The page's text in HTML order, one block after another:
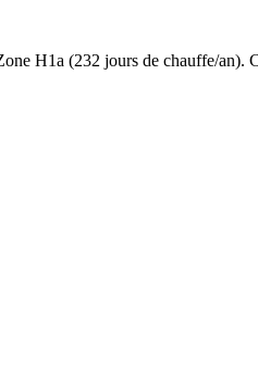
H1a (232 jours de chauffe/an).